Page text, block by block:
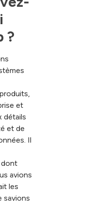
?
et
détails
et de
Il
dont
avions
les
savions